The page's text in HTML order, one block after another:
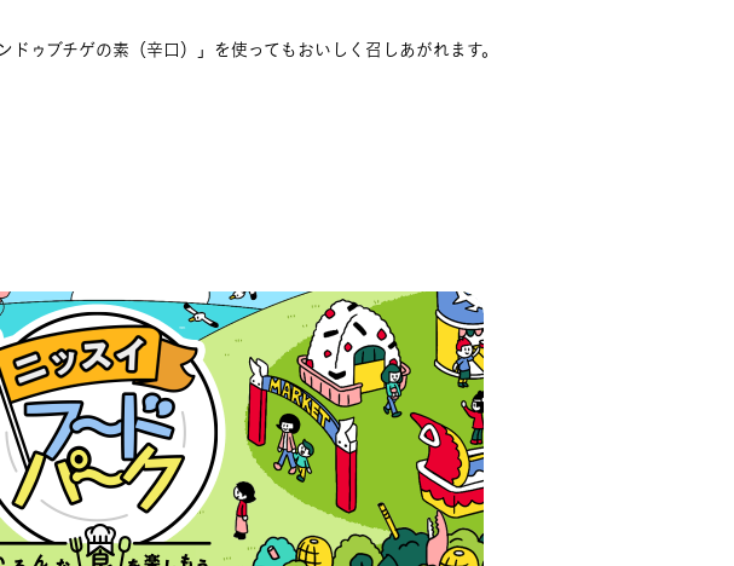
ドゥブチゲの素（辛口）」を使ってもおいしく召しあがれます。